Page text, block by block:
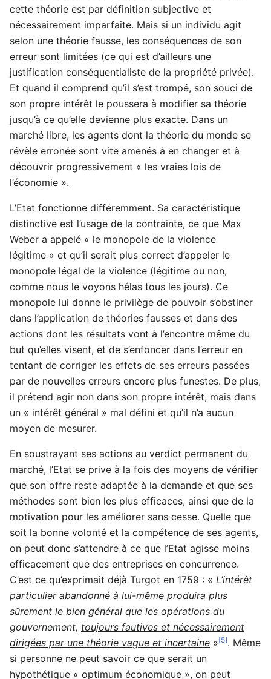
cette théorie est par définition subjective et
nécessairement imparfaite. Mais si un individu agit
selon une théorie fausse, les conséquences de son
erreur sont limitées (ce qui est d’ailleurs une
justification conséquentialiste de la propriété privée).
Et quand il comprend qu’il s’est trompé, son souci de
son propre intérêt le poussera à modifier sa théorie
jusqu’à ce qu’elle devienne plus exacte. Dans un
marché libre, les agents dont la théorie du monde se
révèle erronée sont vite amenés à en changer et à
découvrir progressivement « les vraies lois de
l’économie ».
L’Etat fonctionne différemment. Sa caractéristique
distinctive est l’usage de la contrainte, ce que Max
Weber a appelé « le monopole de la violence
légitime » et qu’il serait plus correct d’appeler le
monopole légal de la violence (légitime ou non,
comme nous le voyons hélas tous les jours). Ce
monopole lui donne le privilège de pouvoir s’obstiner
dans l’application de théories fausses et dans des
actions dont les résultats vont à l’encontre même du
but qu’elles visent, et de s’enfoncer dans l’erreur en
tentant de corriger les effets de ses erreurs passées
par de nouvelles erreurs encore plus funestes. De plus,
il prétend agir non dans son propre intérêt, mais dans
un « intérêt général » mal défini et qu’il n’a aucun
moyen de mesurer.
En soustrayant ses actions au verdict permanent du
marché, l’Etat se prive à la fois des moyens de vérifier
que son offre reste adaptée à la demande et que ses
méthodes sont bien les plus efficaces, ainsi que de la
motivation pour les améliorer sans cesse. Quelle que
soit la bonne volonté et la compétence de ses agents,
on peut donc s’attendre à ce que l’Etat agisse moins
efficacement que des entreprises en concurrence.
C’est ce qu’exprimait déjà Turgot en 1759 : « L’intérêt
particulier abandonné à lui-même produira plus
sûrement le bien général que les opérations du
gouvernement, toujours fautives et nécessairement
dirigées par une théorie vague et incertaine »[5]. Même
si personne ne peut savoir ce que serait un
hypothétique « optimum économique », on peut